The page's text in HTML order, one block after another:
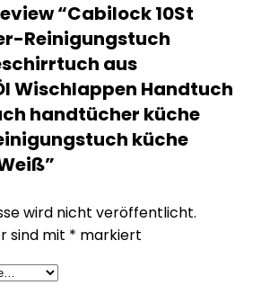
“Cabilock 10St
Reinigungstuch
aus
Wischlappen Handtuch
handtücher küche
küche
wird nicht veröffentlicht.
sind mit * markiert